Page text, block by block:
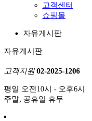
고객센터
쇼핑몰
자유게시판
자유게시판
고객지원 02-2025-1206
평일 오전10시 - 오후6시
주말, 공휴일 휴무